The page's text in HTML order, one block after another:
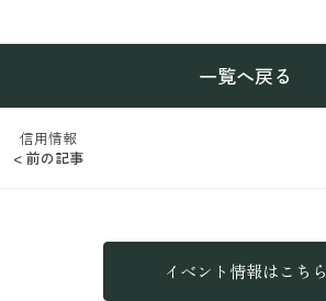
< 前の記事
信用情報
一覧へ戻る
イベント情報はこちら